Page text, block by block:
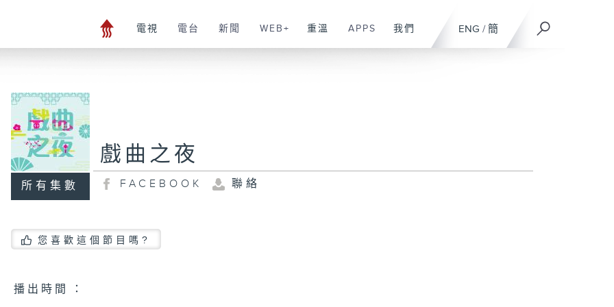
ENG / 簡
電視 電台 新聞 WEB+ 重溫 APPS 我們
所有集數
戲曲之夜
FACEBOOK 聯絡
您喜歡這個節目嗎?
播 出 時 間 ：